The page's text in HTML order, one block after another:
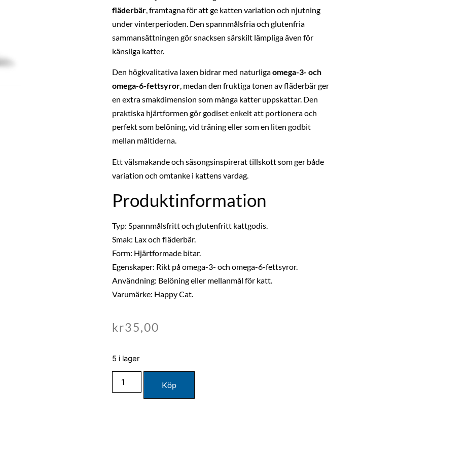
fläderbär, framtagna för att ge katten variation och njutning
under vinterperioden. Den spannmålsfria och glutenfria
sammansättningen gör snacksen särskilt lämpliga även för
känsliga katter.
Den högkvalitativa laxen bidrar med naturligaomega-3- och
omega-6-fettsyror, medan den fruktiga tonen av fläderbär ger
en extra smakdimension som många katter uppskattar. Den
praktiska hjärtformen gör godiset enkelt att portionera och
perfekt som belöning, vid träning eller som en liten godbit
mellan måltiderna.
Ett välsmakande och säsongsinspirerat tillskott som ger både
variation och omtanke i kattens vardag.
Produktinformation
Typ: Spannmålsfritt och glutenfritt kattgodis.
Smak: Lax och fläderbär.
Form: Hjärtformade bitar.
Egenskaper: Rikt på omega-3- och omega-6-fettsyror.
Användning: Belöning eller mellanmål för katt.
Varumärke: Happy Cat.
kr35,00
5 i lager
Köp